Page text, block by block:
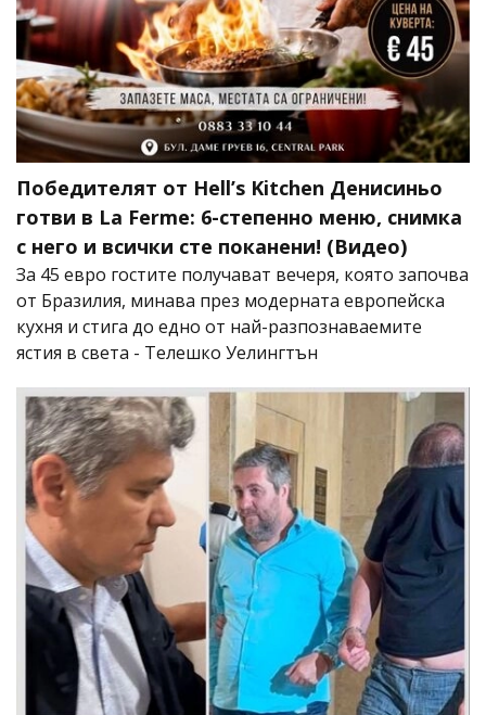
Победителят от Hell’s Kitchen Денисиньо
готви в La Ferme: 6-степенно меню, снимка
с него и всички сте поканени! (Видео)
За 45 евро гостите получават вечеря, която започва
от Бразилия, минава през модерната европейска
кухня и стига до едно от най-разпознаваемите
ястия в света - Телешко Уелингтън